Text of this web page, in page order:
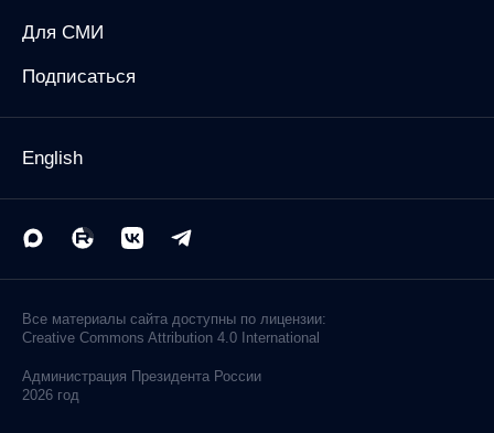
Для СМИ
Подписаться
English
Все материалы сайта доступны по лицензии:
Creative Commons Attribution 4.0 International
Администрация Президента России
2026 год